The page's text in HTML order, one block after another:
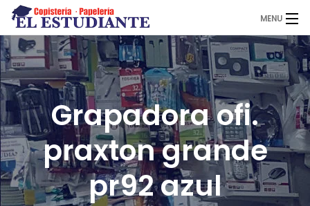
MENU
El Estudiante
Copistería
Papelería
Grapadora ofi.
praxton grande
pr92 azul